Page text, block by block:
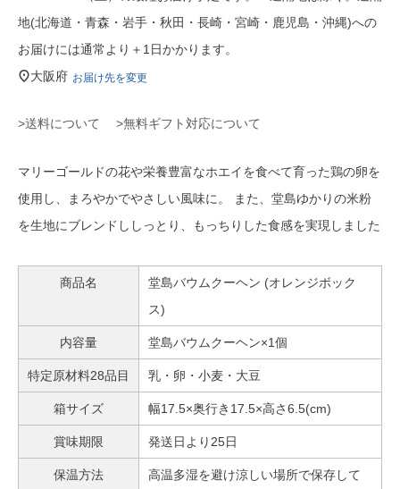
地(北海道・青森・岩手・秋田・長崎・宮崎・鹿児島・沖縄)への
お届けには通常より＋1日かかります。
大阪府 お届け先を変更
>送料について >無料ギフト対応について
マリーゴールドの花や栄養豊富なホエイを食べて育った鶏の卵を
使用し、まろやかでやさしい風味に。 また、堂島ゆかりの米粉
を生地にブレンドししっとり、もっちりした食感を実現しました
商品名
堂島バウムクーヘン (オレンジボック
ス)
内容量 堂島バウムクーヘン×1個
特定原材料28品目 乳・卵・小麦・大豆
箱サイズ 幅17.5×奥行き17.5×高さ6.5(cm)
賞味期限 発送日より25日
保温方法
高温多湿を避け涼しい場所で保存して